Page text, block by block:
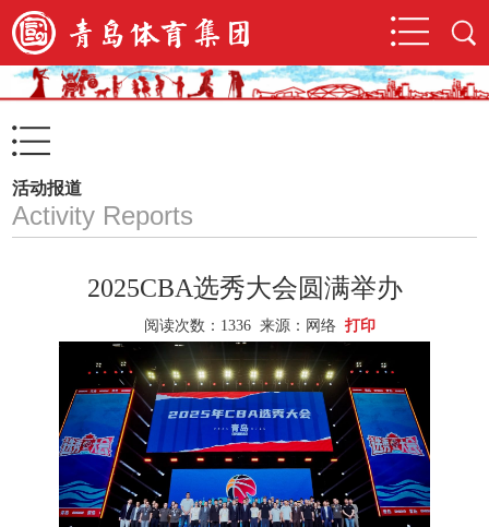
活动报道
Activity Reports
2025CBA选秀大会圆满举办
阅读次数： 1336 来源：网络 打印